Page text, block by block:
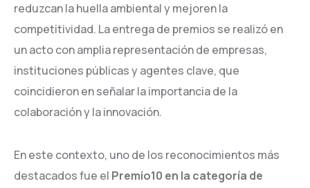
reduzcan la huella ambiental y mejoren la
competitividad. La entrega de premios se realizó en
un acto con amplia representación de empresas,
instituciones públicas y agentes clave, que
coincidieron en señalar la importancia de la
colaboración y la innovación.
En este contexto, uno de los reconocimientos más
destacados fue el Premio10 en la categoría de